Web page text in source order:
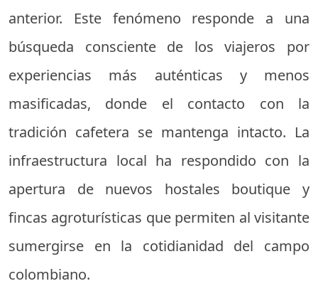
anterior. Este fenómeno responde a una
búsqueda consciente de los viajeros por
experiencias más auténticas y menos
masificadas, donde el contacto con la
tradición cafetera se mantenga intacto. La
infraestructura local ha respondido con la
apertura de nuevos hostales boutique y
fincas agroturísticas que permiten al visitante
sumergirse en la cotidianidad del campo
colombiano.